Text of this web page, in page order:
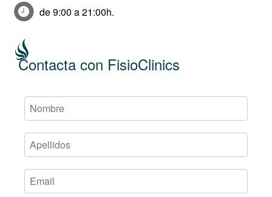
de 9:00 a 21:00h.
Contacta con FisioClinics